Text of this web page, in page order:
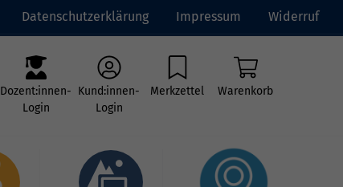
Datenschutzerklärung Impressum Widerruf
Dozent:innen-
Login
Kund:innen-
Login
Merkzettel Warenkorb